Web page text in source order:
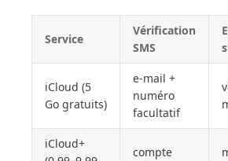
Service
Vérification
SMS
iCloud (5
Go gratuits)
e-mail +
numéro
facultatif
iCloud+
compte